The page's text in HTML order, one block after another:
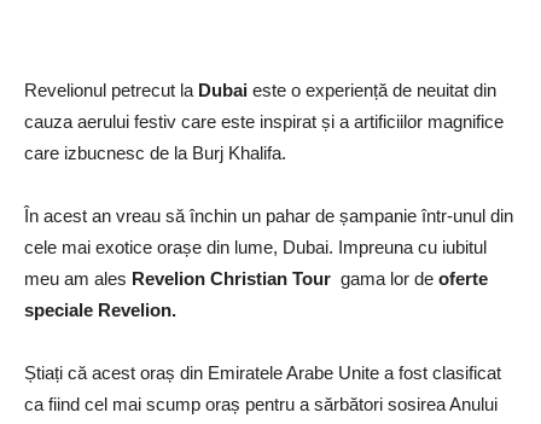
Revelionul petrecut la Dubai este o experiență de neuitat din
cauza aerului festiv care este inspirat și a artificiilor magnifice
care izbucnesc de la Burj Khalifa.
În acest an vreau să închin un pahar de șampanie într-unul din
cele mai exotice orașe din lume, Dubai. Impreuna cu iubitul
meu am ales Revelion Christian Tour gama lor de oferte
speciale Revelion.
Știați că acest oraș din Emiratele Arabe Unite a fost clasificat
ca fiind cel mai scump oraș pentru a sărbători sosirea Anului